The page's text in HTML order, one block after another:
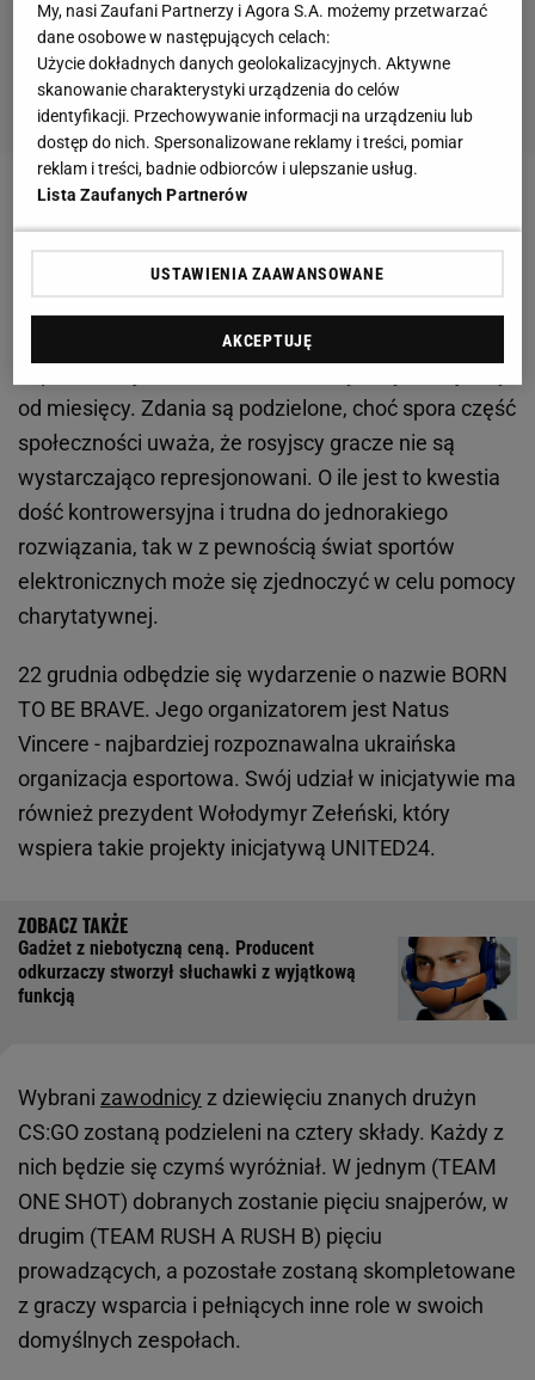
Zobacz wideoPraca marzeń naszych dzieci, żyła
Charytatywny projekt Natus Vincere
od miesięcy. Zdania są podzielone, choć spora część
społeczności uważa, że rosyjscy gracze nie są
wystarczająco represjonowani. O ile jest to kwestia
dość kontrowersyjna i trudna do jednorakiego
rozwiązania, tak w z pewnością świat sportów
elektronicznych może się zjednoczyć w celu pomocy
charytatywnej.
22 grudnia odbędzie się wydarzenie o nazwie BORN
TO BE BRAVE. Jego organizatorem jest Natus
Vincere - najbardziej rozpoznawalna ukraińska
organizacja esportowa. Swój udział w inicjatywie ma
również prezydent Wołodymyr Zełeński, który
wspiera takie projekty inicjatywą UNITED24.
Gadżet z niebotyczną ceną. Producent
odkurzaczy stworzył słuchawki z wyjątkową
funkcją
Wybrani zawodnicy z dziewięciu znanych drużyn
CS:GO zostaną podzieleni na cztery składy. Każdy z
nich będzie się czymś wyróżniał. W jednym (TEAM
ONE SHOT) dobranych zostanie pięciu snajperów, w
drugim (TEAM RUSH A RUSH B) pięciu
prowadzących, a pozostałe zostaną skompletowane
z graczy wsparcia i pełniących inne role w swoich
domyślnych zespołach.
My, nasi Zaufani Partnerzy i Agora S.A. możemy przetwarzać
dane osobowe w następujących celach:
Użycie dokładnych danych geolokalizacyjnych. Aktywne
skanowanie charakterystyki urządzenia do celów
identyfikacji. Przechowywanie informacji na urządzeniu lub
dostęp do nich. Spersonalizowane reklamy i treści, pomiar
reklam i treści, badnie odbiorców i ulepszanie usług.
Lista Zaufanych Partnerów
USTAWIENIA ZAAWANSOWANE
AKCEPTUJĘ